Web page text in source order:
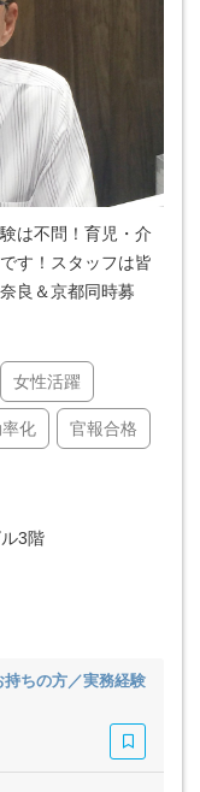
は不問！育児・介
す！スタッフは皆
良＆京都同時募
女性活躍
化 官報合格
3階
持ちの方／実務経験